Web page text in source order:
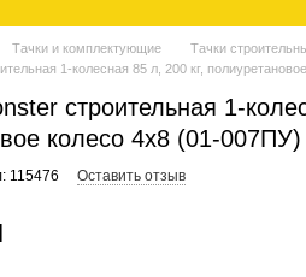
Тачки и комплектующие
Тачки
1-колесная 85 л, 200 кг,
строительная 1-
колесо 4х8 (01-007ПУ)
115476 Оставить отзыв